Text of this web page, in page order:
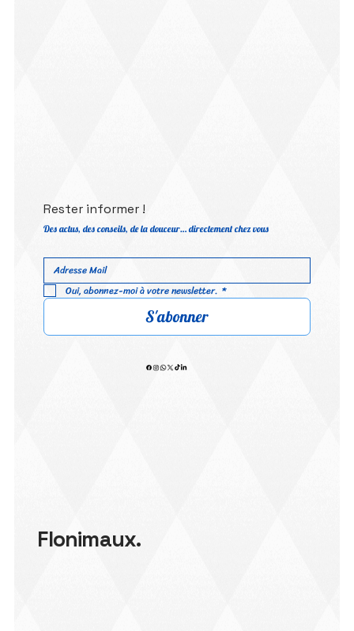
Rester informer !
Des actus, des conseils, de la douceur… directement chez vous
Oui, abonnez-moi à votre newsletter. *
S'abonner
Flonimaux.